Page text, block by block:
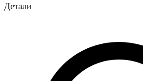
Детали